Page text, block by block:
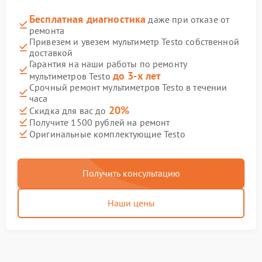
Бесплатная диагностика даже при отказе от
ремонта
Привезем и увезем мультиметр Testo собственной
доставкой
Гарантия на наши работы по ремонту
мультиметров Testo до 3-х лет
Срочный ремонт мультиметров Testo в течении
часа
Скидка для вас до 20%
Получите 1500 рублей на ремонт
Оригинальные комплектующие Testo
Получить консультацию
Наши цены